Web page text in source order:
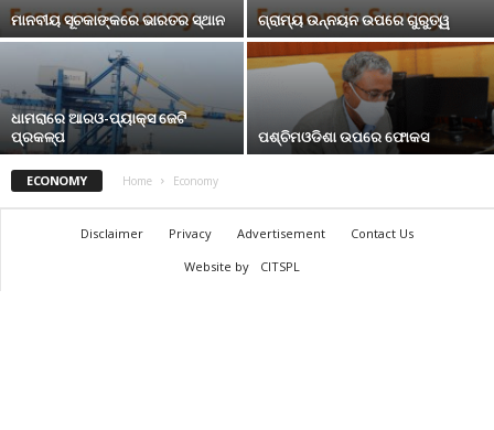
ମାନବୀୟ ସୂଚକାଙ୍କରେ ଭାରତର ସ୍ଥାନ ଗ୍ରାମ୍ୟ ଉନ୍ନୟନ ଉପରେ ଗୁରୁତ୍ୱ
ଧାମରାରେ ଆରଓ-ପ୍ୟାକ୍ସ ଜେଟି
ପ୍ରକଳ୍ପ
ପଶ୍ଚିମଓଡିଶା ଉପରେ ଫୋକସ
ECONOMY Home Economy
Disclaimer Privacy Advertisement
Contact Us
Website by
CITSPL